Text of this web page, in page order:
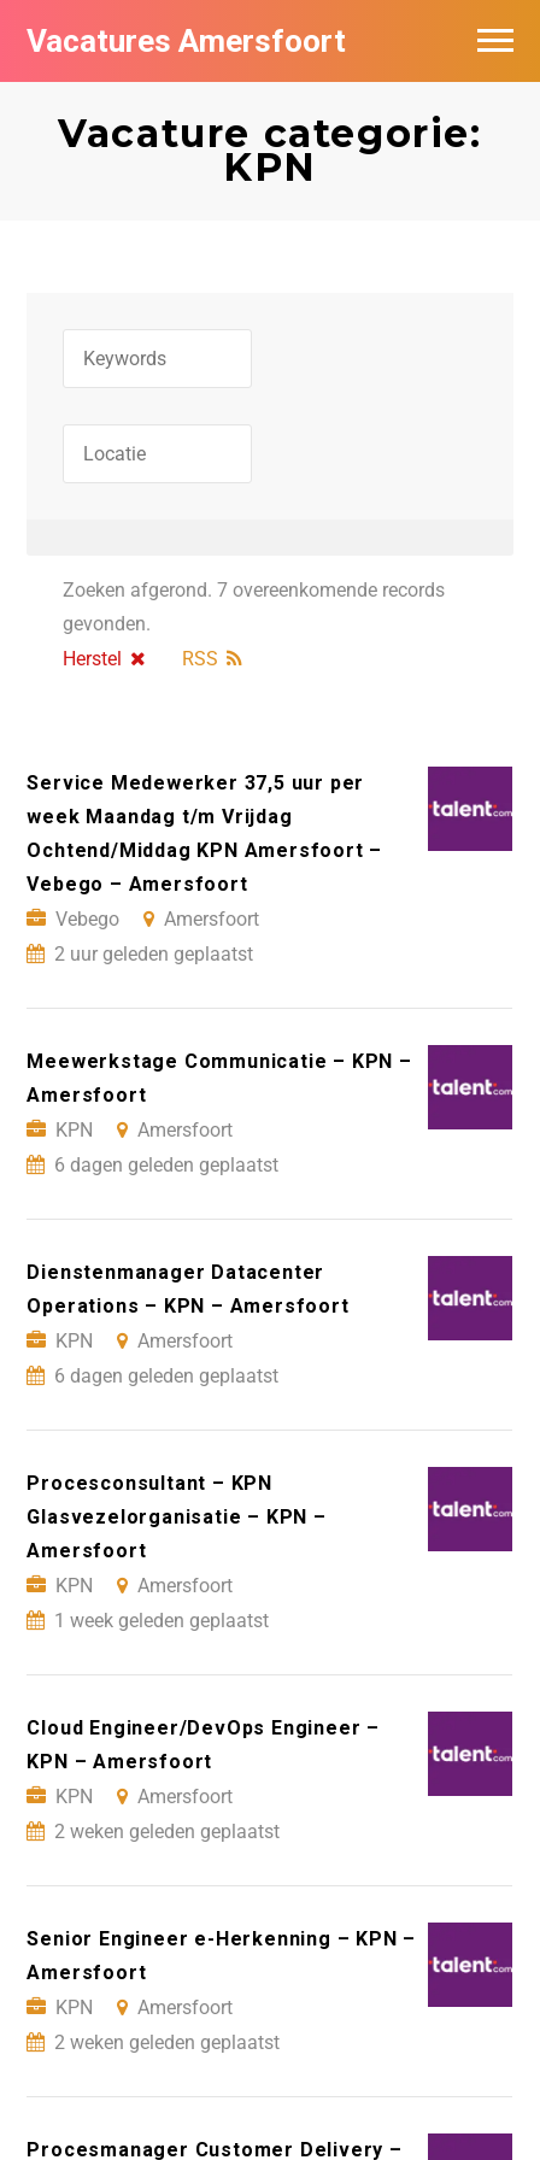
Vacatures Amersfoort
Vacature categorie:
KPN
Zoeken afgerond. 7 overeenkomende records
gevonden.
Herstel
RSS
Service Medewerker 37,5 uur per
week Maandag t/m Vrijdag
Ochtend/Middag KPN Amersfoort –
Vebego – Amersfoort
Vebego
Amersfoort
2 uur geleden geplaatst
Meewerkstage Communicatie – KPN –
Amersfoort
KPN
Amersfoort
6 dagen geleden geplaatst
Dienstenmanager Datacenter
Operations – KPN – Amersfoort
KPN
Amersfoort
6 dagen geleden geplaatst
Procesconsultant – KPN
Glasvezelorganisatie – KPN –
Amersfoort
KPN
Amersfoort
1 week geleden geplaatst
Cloud Engineer/DevOps Engineer –
KPN – Amersfoort
KPN
Amersfoort
2 weken geleden geplaatst
Senior Engineer e-Herkenning – KPN –
Amersfoort
KPN
Amersfoort
2 weken geleden geplaatst
Procesmanager Customer Delivery –
Vacatures per bedrijf
De populairste vacatures in Amersfoort